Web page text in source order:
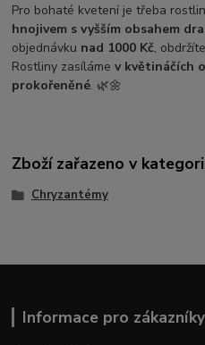
Pro bohaté kvetení je třeba
hnojivem s vyšším obsahem
objednávku nad 1000 Kč, obdržíte
Rostliny zasílámev květináčích
prokořeněné. 🌿🌼
Zboží zařazeno v
Chryzantémy
Informace pro zákazníky